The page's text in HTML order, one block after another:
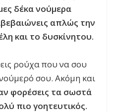
δέκα νούμερα
απλώς την
και το δυσκίνητου.
ρούχα που να σου
σου. Ακόμη και
φορέσεις τα σωστά
πιο γοητευτικός.